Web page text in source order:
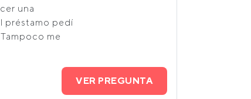
una
préstamo pedí
me
VER PREGUNTA